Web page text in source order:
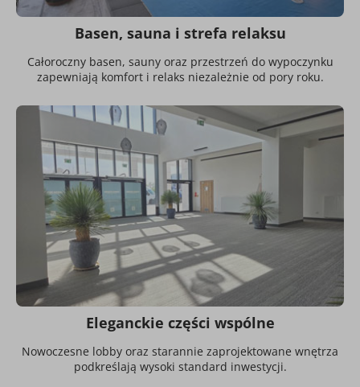
Basen, sauna i strefa relaksu
Całoroczny basen, sauny oraz przestrzeń do wypoczynku
zapewniają komfort i relaks niezależnie od pory roku.
Eleganckie części wspólne
Nowoczesne lobby oraz starannie zaprojektowane wnętrza
podkreślają wysoki standard inwestycji.